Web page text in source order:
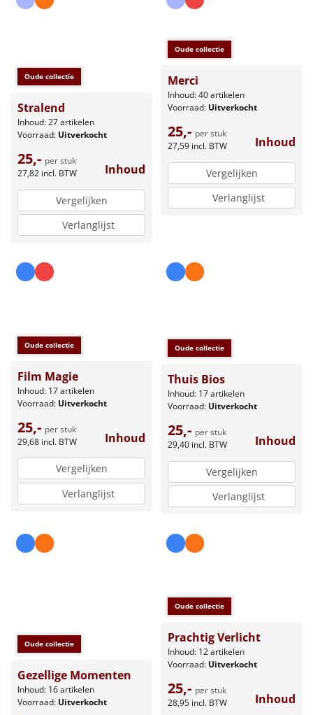
Oude collectie
Stralend
Inhoud: 27 artikelen
Voorraad: Uitverkocht
25,- per stuk
27,82 incl. BTW Inhoud
Vergelijken
Verlanglijst
Oude collectie
Merci
Inhoud: 40 artikelen
Voorraad: Uitverkocht
25,- per stuk
27,59 incl. BTW Inhoud
Vergelijken
Verlanglijst
Oude collectie
Film Magie
Inhoud: 17 artikelen
Voorraad: Uitverkocht
25,- per stuk
29,68 incl. BTW Inhoud
Vergelijken
Verlanglijst
Oude collectie
Thuis Bios
Inhoud: 17 artikelen
Voorraad: Uitverkocht
25,- per stuk
29,40 incl. BTW Inhoud
Vergelijken
Verlanglijst
Oude collectie
Gezellige Momenten
Inhoud: 16 artikelen
Voorraad: Uitverkocht
Oude collectie
Prachtig Verlicht
Inhoud: 12 artikelen
Voorraad: Uitverkocht
25,- per stuk
28,95 incl. BTW Inhoud